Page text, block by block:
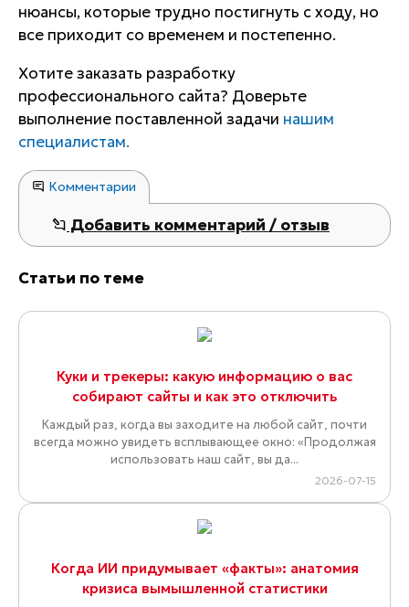
нюансы, которые трудно постигнуть с ходу, но
все приходит со временем и постепенно.
Хотите заказать разработку
профессионального сайта? Доверьте
выполнение поставленной задачи нашим
специалистам.
Комментарии
Добавить комментарий / отзыв
Статьи по теме
Куки и трекеры: какую информацию о вас
собирают сайты и как это отключить
Каждый раз, когда вы заходите на любой сайт, почти
всегда можно увидеть всплывающее окно: «Продолжая
использовать наш сайт, вы да...
2026-07-15
Когда ИИ придумывает «факты»: анатомия
кризиса вымышленной статистики